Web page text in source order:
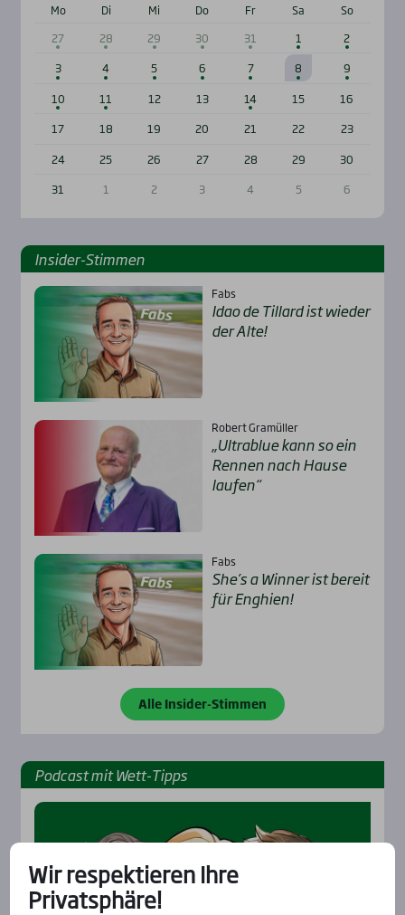
Mo Di Mi Do Fr Sa
So
27
28 29 30 31 1
2
3
4 5 6 7 8
9
10
11 12 13 14 15
16
17
18 19 20 21 22
23
24
25 26 27 28 29
30
31
1 2 3 4 5 6
Insi­der-Stim­men
Fabs
Idao de Til­lard ist wie­der
der Alte!
Robert Gramüller
„Ultra­b­lue kann so ein
Ren­nen nach Hau­se
lau­fen“
Fabs
She’s a Win­ner ist bereit
für Eng­hien!
Alle Insider-Stimmen
Pod­cast mit Wett-Tipps
Wir respektieren Ihre
Privatsphäre!